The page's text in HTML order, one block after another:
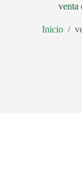
venta
Inicio /